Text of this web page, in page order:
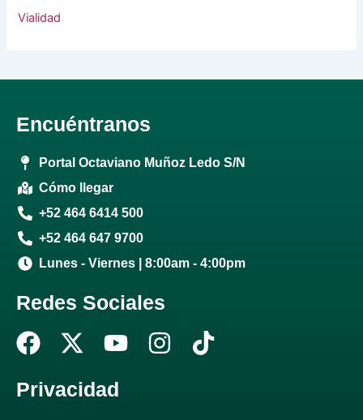
Vialidad
Encuéntranos
Portal Octaviano Muñoz Ledo S/N
Cómo llegar
+52 464 6414 500
+52 464 647 9700
Lunes - Viernes | 8:00am - 4:00pm
Redes Sociales
F
c
X
t
Y
u
I
T
Privacidad